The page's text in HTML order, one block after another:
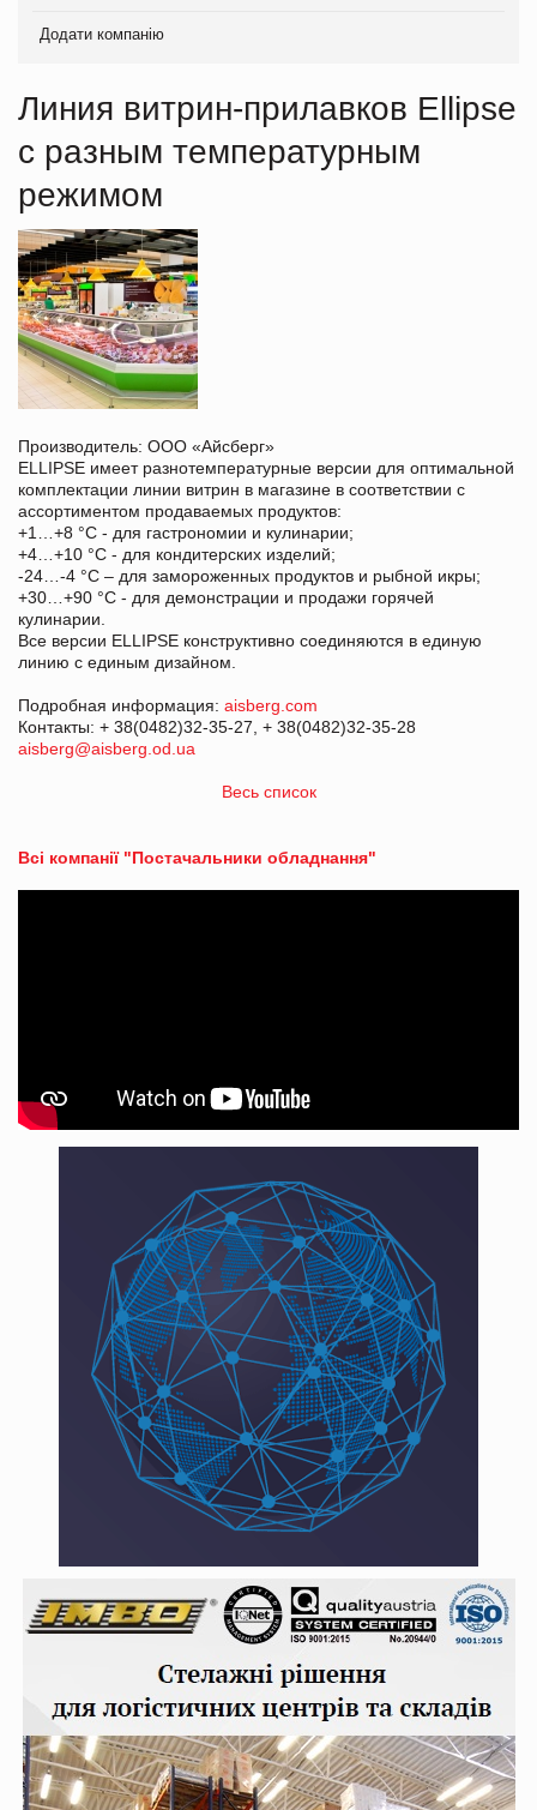
Додати компанію
Линия витрин-прилавков Ellipse
с разным температурным
режимом
Производитель: ООО «Айсберг»
ELLIPSE имеет разнотемпературные версии для оптимальной
комплектации линии витрин в магазине в соответствии с
ассортиментом продаваемых продуктов:
+1…+8 °С - для гастрономии и кулинарии;
+4…+10 °С - для кондитерских изделий;
-24…-4 °С – для замороженных продуктов и рыбной икры;
+30…+90 °С - для демонстрации и продажи горячей
кулинарии.
Все версии ELLIPSE конструктивно соединяются в единую
линию с единым дизайном.
Подробная информация: aisberg.com
Контакты: + 38(0482)32-35-27, + 38(0482)32-35-28
aisberg@aisberg.od.ua
Весь список
Всі компанії "Постачальники обладнання"